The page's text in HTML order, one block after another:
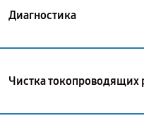
Диагностика
Чистка токопроводящих